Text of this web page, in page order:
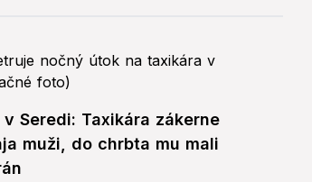
Seredi: Taxikára zákerne
muži, do chrbta mu mali